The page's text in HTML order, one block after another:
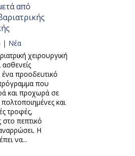
από
| Νέα
χειρουργική
προοδευτικό
που
και προχωρά σε
και
τροφές,
στο πεπτικό
Η
να...